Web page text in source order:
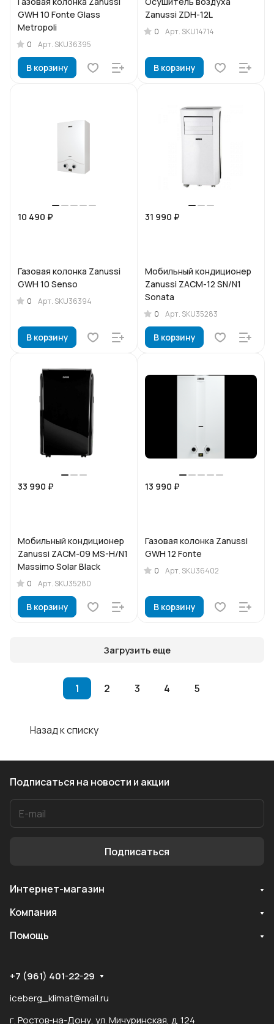
GWH 10 Fonte Glass
Metropoli
0 Арт. SKU36395
В корзину
Zanussi ZDH-12L
0 Арт. SKU14714
В корзину
10 490 ₽
Газовая колонка Zanussi
GWH 10 Senso
0 Арт. SKU36394
В корзину
31 990 ₽
Мобильный кондиционер
Zanussi ZACM-12 SN/N1
Sonata
0 Арт. SKU35283
В корзину
33 990 ₽
Мобильный кондиционер
Zanussi ZACM-09 MS-H/N1
Massimo Solar Black
0 Арт. SKU35280
В корзину
13 990 ₽
Газовая колонка Zanussi
GWH 12 Fonte
0 Арт. SKU36402
В корзину
Загрузить еще
1 2 3 4 5
Назад к списку
Подписаться на новости и акции
Подписаться
Интернет-магазин
Компания
Помощь
+7 (961) 401-22-29
iceberg_klimat@mail.ru
г. Ростов-на-Дону, ул. Мичуринская, д. 124